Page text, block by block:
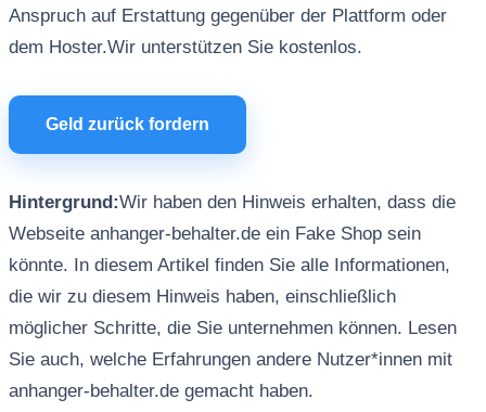
Anspruch auf Erstattung gegenüber der Plattform oder
dem Hoster.Wir unterstützen Sie kostenlos.
Geld zurück fordern
Hintergrund:Wir haben den Hinweis erhalten, dass die
Webseite anhanger-behalter.de ein Fake Shop sein
könnte. In diesem Artikel finden Sie alle Informationen,
die wir zu diesem Hinweis haben, einschließlich
möglicher Schritte, die Sie unternehmen können. Lesen
Sie auch, welche Erfahrungen andere Nutzer*innen mit
anhanger-behalter.de gemacht haben.